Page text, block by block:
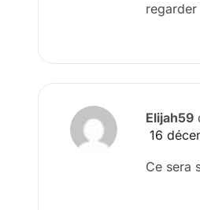
Elijah59
16
Ce sera